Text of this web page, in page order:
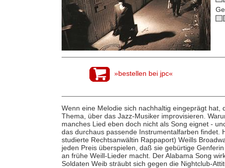
»bestellen bei jpc«
Wenn eine Melodie sich nachhaltig eingeprägt
Thema, über das Jazz-Musiker improvisieren.
manches Lied eben doch nicht als Song eignet -
das durchaus passende Instrumentalfarben
studierte Rechtsanwältin Rappaport) Weills
jeden Preis überspielen, daß sie gebürtige
an frühe Weill-Lieder macht. Der Alabama Song
Soldaten Weib sträubt sich gegen die Nightclub-